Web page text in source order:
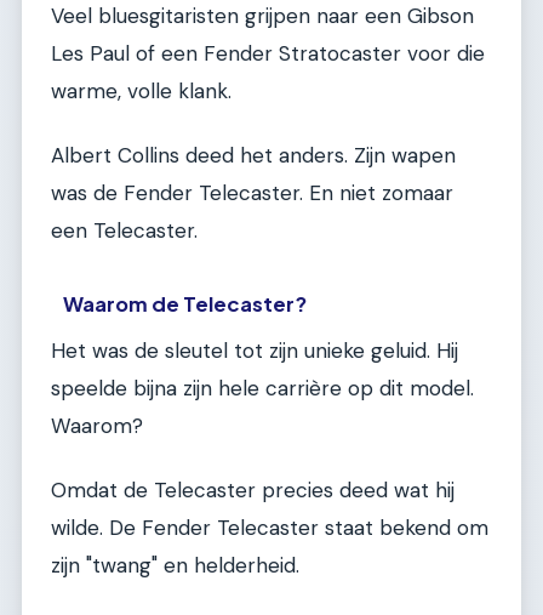
Veel bluesgitaristen grijpen naar een Gibson
Les Paul of een Fender Stratocaster voor die
warme, volle klank.
Albert Collins deed het anders. Zijn wapen
was de Fender Telecaster. En niet zomaar
een Telecaster.
Waarom de Telecaster?
Het was de sleutel tot zijn unieke geluid. Hij
speelde bijna zijn hele carrière op dit model.
Waarom?
Omdat de Telecaster precies deed wat hij
wilde. De Fender Telecaster staat bekend om
zijn "twang" en helderheid.